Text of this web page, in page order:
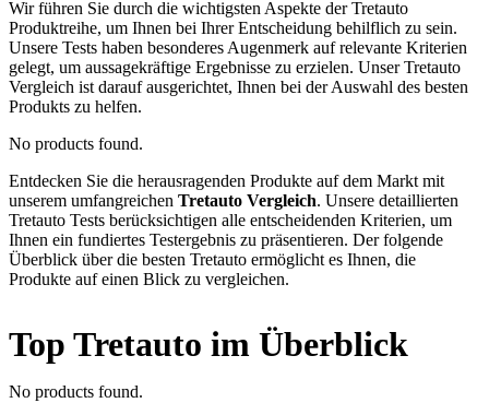
Wir führen Sie durch die wichtigsten Aspekte der Tretauto
Produktreihe, um Ihnen bei Ihrer Entscheidung behilflich zu sein.
Unsere Tests haben besonderes Augenmerk auf relevante Kriterien
gelegt, um aussagekräftige Ergebnisse zu erzielen. Unser Tretauto
Vergleich ist darauf ausgerichtet, Ihnen bei der Auswahl des besten
Produkts zu helfen.
No products found.
Entdecken Sie die herausragenden Produkte auf dem Markt mit
unserem umfangreichen Tretauto Vergleich. Unsere detaillierten
Tretauto Tests berücksichtigen alle entscheidenden Kriterien, um
Ihnen ein fundiertes Testergebnis zu präsentieren. Der folgende
Überblick über die besten Tretauto ermöglicht es Ihnen, die
Produkte auf einen Blick zu vergleichen.
Top Tretauto im Überblick
No products found.